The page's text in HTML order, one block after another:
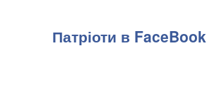
Патріоти в FaceBook